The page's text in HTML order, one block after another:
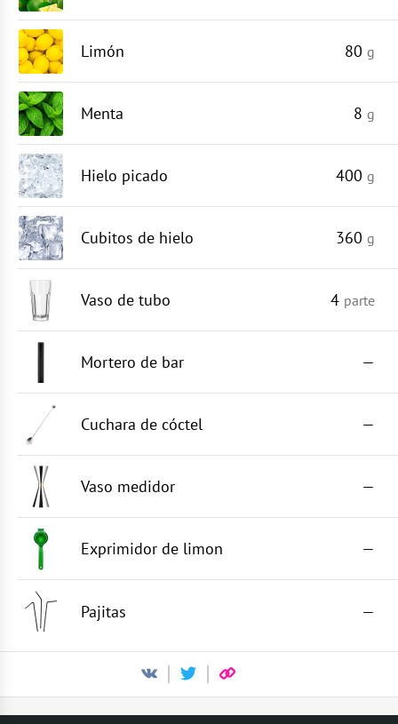
Limón 80 g
Menta 8 g
Hielo picado 400 g
Cubitos de hielo 360 g
Vaso de tubo 4 parte
Mortero de bar —
Cuchara de cóctel —
Vaso medidor —
Exprimidor de limon —
Pajitas —